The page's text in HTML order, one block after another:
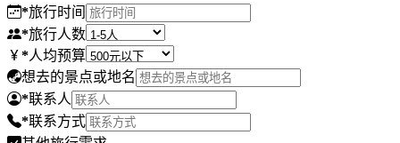
*旅行时间
*旅行人数
*人均预算
想去的景点或地名
*联系人
*联系方式